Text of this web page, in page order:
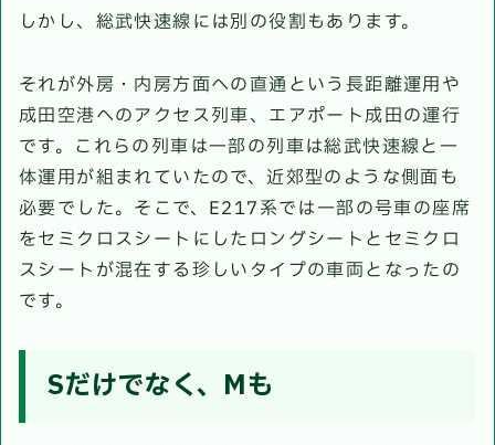
しかし、総武快速線には別の役割もあります。
それが外房・内房方面への直通という長距離運用や
成田空港へのアクセス列車、エアポート成田の運行
です。これらの列車は一部の列車は総武快速線と一
体運用が組まれていたので、近郊型のような側面も
必要でした。そこで、E217系では一部の号車の座席
をセミクロスシートにしたロングシートとセミクロ
スシートが混在する珍しいタイプの車両となったの
です。
Sだけでなく、Mも